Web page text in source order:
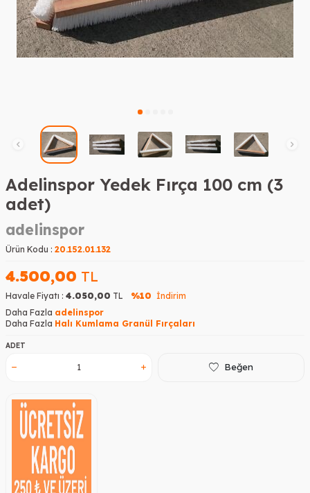
Adelinspor Yedek Fırça 100 cm (3
adet)
adelinspor
Ürün Kodu : 20.152.01.132
4.500,00 TL
Havale Fiyatı : 4.050,00 TL %10 İndirim
Daha Fazla adelinspor
Daha Fazla Halı Kumlama Granül Fırçaları
ADET
Beğen